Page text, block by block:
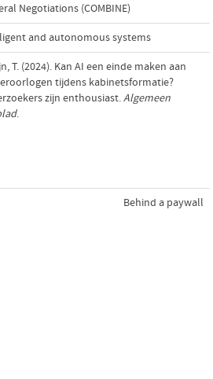
Negotiations (COMBINE)
and autonomous systems
T. (2024). Kan AI een einde maken aan
tijdens kabinetsformatie?
zijn enthousiast.Algemeen
.
Behind a paywall